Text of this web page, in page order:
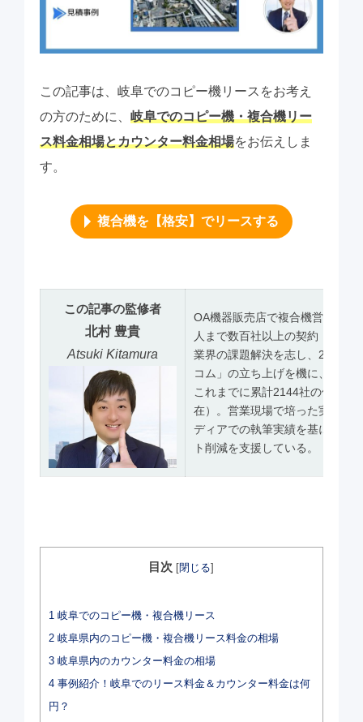
この記事は、岐阜でのコピー機リースをお考え
の方のために、 岐阜でのコピー機・複合機リー
ス料金相場とカウンター料金相場をお伝えしま
す。
複合機を【格安】でリースする
この記事の監修者
北村 豊貴
Atsuki Kitamura
OA機器販売店で複合機営業を担
人まで数百社以上の契約・導入
業界の課題解決を志し、2023年
コム」の立ち上げを機に、見積
これまでに累計2144社の価格診
在）。営業現場で培った実務ノ
ディアでの執筆実績を基に、透
ト削減を支援している。
目次 [閉じる]
1 岐阜でのコピー機・複合機リース
2岐阜県内のコピー機・複合機リース料金の相場
3岐阜県内のカウンター料金の相場
4事例紹介！岐阜でのリース料金＆カウンター料金は何
円？